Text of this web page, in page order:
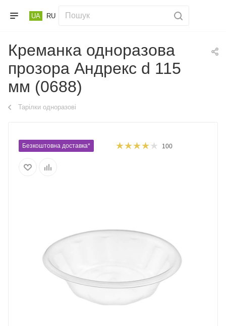
UA RU
Креманка одноразова
прозора Андрекс d 115
мм (0688)
Тарілки одноразові
Безкоштовна доставка* 100